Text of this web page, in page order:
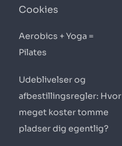
Cookies
Aerobics + Yoga =
Pilates
Udeblivelser og
afbestillingsregler: Hvor
meget koster tomme
pladser dig egentlig?